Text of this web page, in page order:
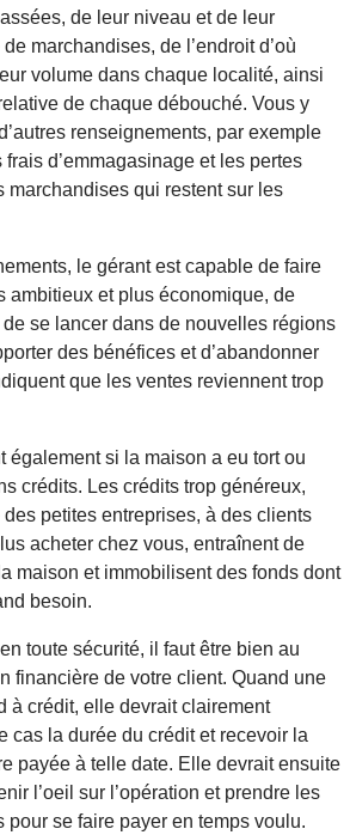
de leur niveau et de leur
marchandises, de l’endroit d’où
volume dans chaque localité, ainsi
de chaque débouché. Vous y
renseignements, par exemple
frais d’emmagasinage et les pertes
marchandises qui restent sur les
le gérant est capable de faire
ambitieux et plus économique, de
se lancer dans de nouvelles régions
des bénéfices et d’abandonner
que les ventes reviennent trop
également si la maison a eu tort ou
crédits. Les crédits trop généreux,
petites entreprises, à des clients
acheter chez vous, entraînent de
maison et immobilisent des fonds dont
besoin.
toute sécurité, il faut être bien au
financière de votre client. Quand une
à crédit, elle devrait clairement
cas la durée du crédit et recevoir la
payée à telle date. Elle devrait ensuite
l’oeil sur l’opération et prendre les
pour se faire payer en temps voulu.